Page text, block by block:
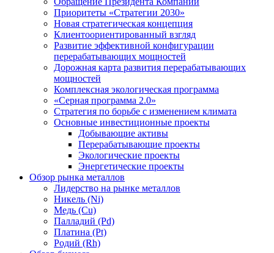
Приоритеты «Стратегии 2030»
Новая стратегическая концепция
Клиентоориентированный взгляд
Развитие эффективной конфигурации
перерабатывающих мощностей
Дорожная карта развития перерабатывающих
мощностей
Комплексная экологическая программа
«Серная программа 2.0»
Стратегия по борьбе с изменением климата
Основные инвестиционные проекты
Добывающие активы
Перерабатывающие проекты
Экологические проекты
Энергетические проекты
Обзор рынка металлов
Лидерство на рынке металлов
Никель (Ni)
Медь (Cu)
Палладий (Pd)
Платина (Pt)
Родий (Rh)